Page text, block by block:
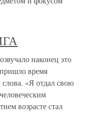
наконец это
время
слова. «Я отдал свою
возрасте стал